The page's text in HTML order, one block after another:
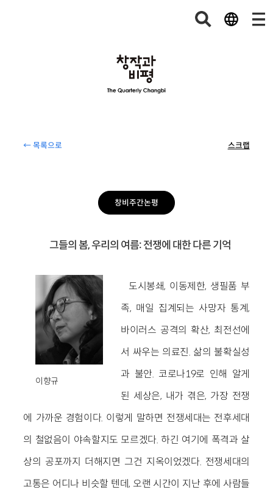
← 목록으로 스크랩
창비주간논평
그들의 봄, 우리의 여름: 전쟁에 대한 다른 기억
이향규
도시봉쇄, 이동제한, 생필품 부
족, 매일 집계되는 사망자 통계,
바이러스 공격의 확산, 최전선에
서 싸우는 의료진. 삶의 불확실성
과 불안. 코로나19로 인해 알게
된 세상은, 내가 겪은, 가장 전쟁
에 가까운 경험이다. 이렇게 말하면 전쟁세대는 전후세대
의 철없음이 야속할지도 모르겠다. 하긴 여기에 폭격과 살
상의 공포까지 더해지면 그건 지옥이었겠다. 전쟁세대의
고통은 어디나 비슷할 텐데, 오랜 시간이 지난 후에 사람들